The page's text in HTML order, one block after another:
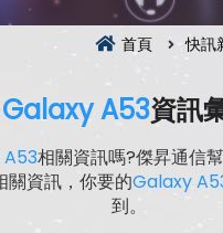
首頁 快訊
Galaxy A53資訊
相關資訊嗎?傑昇通信
關資訊，你要的Galaxy
到。